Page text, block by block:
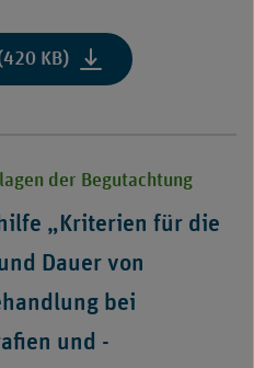
KB):
"Begutachtungshilfe
Notwendigkeit
und
von
bei
elektiven
„Kriterien für die
Dauer von
bei
und -
der Begutachtung